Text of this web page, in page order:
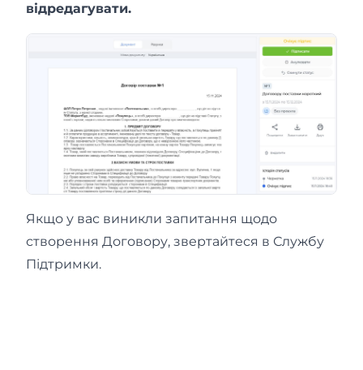
відредагувати.
Якщо у вас виникли запитання щодо
створення Договору, звертайтеся в Службу
Підтримки.